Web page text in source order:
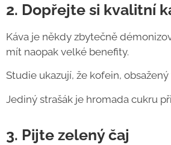
2. Dopřejte si kvalitní
Káva je někdy zbytečně
mít naopak velké benefity.
Studie ukazují, že kofein,
Jediný strašák je hromada cukru
3. Pijte zelený čaj